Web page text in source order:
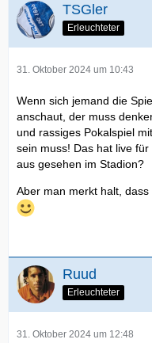
TSGler
Erleuchteter
31. Oktober 2024 um 10:43
Wenn sich jemand die
anschaut, der muss
und rassiges Pokalspiel
sein muss! Das hat live
aus gesehen im Stadion?
Aber man merkt halt,
Ruud
Erleuchteter
31. Oktober 2024 um 12:48